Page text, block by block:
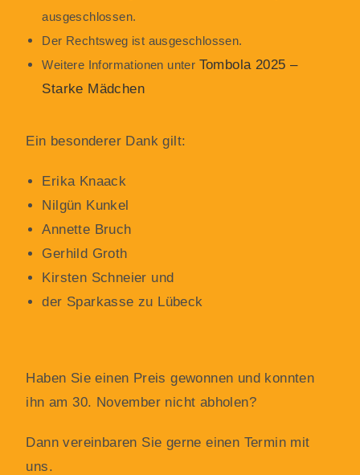
ausgeschlossen.
Der Rechtsweg ist ausgeschlossen.
Weitere Informationen unter Tombola 2025 –
Starke Mädchen
Ein besonderer Dank gilt:
Erika Knaack
Nilgün Kunkel
Annette Bruch
Gerhild Groth
Kirsten Schneier und
der Sparkasse zu Lübeck
Haben Sie einen Preis gewonnen und konnten
ihn am 30. November nicht abholen?
Dann vereinbaren Sie gerne einen Termin mit
uns.